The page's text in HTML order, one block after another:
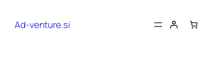
vsebino
Ad-venture.si